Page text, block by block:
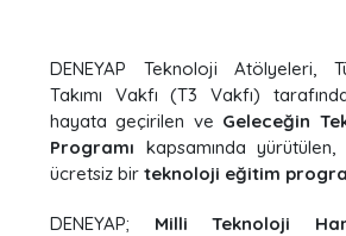
DENEYAP Teknoloji Atölyeleri,
Takımı Vakfı (T3 Vakfı)
hayata geçirilen ve Geleceğin
Programı kapsamında
ücretsiz bir teknoloji eğitim
DENEYAP; Milli Teknoloji